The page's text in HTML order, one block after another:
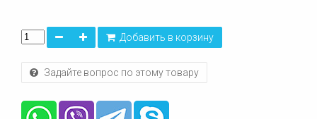
Добавить в корзину
Задайте вопрос по этому товару